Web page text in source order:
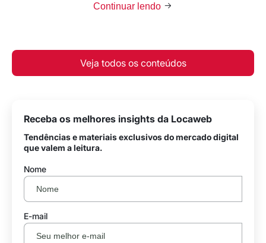
Continuar lendo
Veja todos os conteúdos
Receba os melhores insights da Locaweb
Tendências e materiais exclusivos do mercado digital
que valem a leitura.
Nome
E-mail